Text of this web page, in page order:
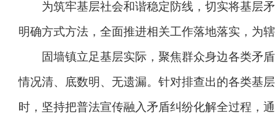
为筑牢基层社会和谐稳定防线，切实将基层矛
明确方式方法，全面推进相关工作落地落实，为
固墙镇立足基层实际，聚焦群众身边各类矛盾
情况清、底数明、无遗漏。针对排查出的各类基
时，坚持把普法宣传融入矛盾纠纷化解全过程，